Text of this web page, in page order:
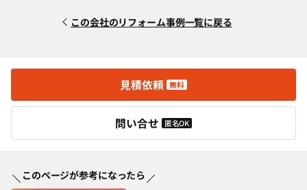
この会社のリフォーム事例一覧に戻る
見積依頼 無料
問い合せ 匿名OK
このページが参考になったら